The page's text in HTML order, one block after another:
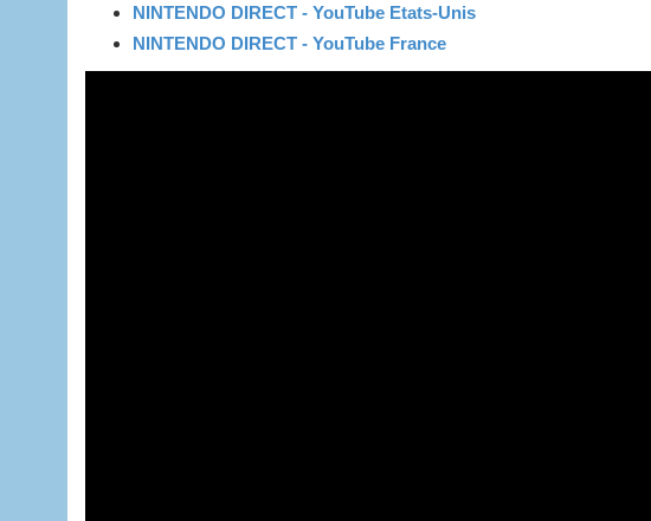
NINTENDO DIRECT - YouTube Etats-Unis
NINTENDO DIRECT - YouTube France